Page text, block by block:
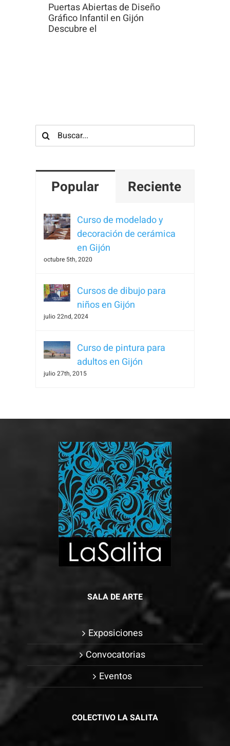
Puertas Abiertas de Diseño
Gráfico Infantil en Gijón
Descubre el
Buscar:
Popular Reciente
Curso de modelado y
decoración de cerámica
en Gijón
octubre 5th, 2020
Cursos de dibujo para
niños en Gijón
julio 22nd, 2024
Curso de pintura para
adultos en Gijón
julio 27th, 2015
SALA DE ARTE
Exposiciones
Convocatorias
Eventos
COLECTIVO LA SALITA